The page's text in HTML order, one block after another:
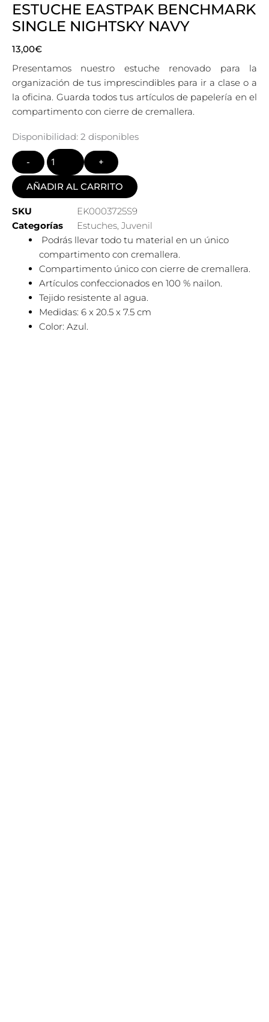
ESTUCHE EASTPAK BENCHMARK
SINGLE NIGHTSKY NAVY
13,00€
Presentamos nuestro estuche renovado para la
organización de tus imprescindibles para ir a clase o a
la oficina. Guarda todos tus artículos de papelería en el
compartimento con cierre de cremallera.
Disponibilidad: 2 disponibles
Quantity
AÑADIR AL CARRITO
SKU
EK0003725S9
Categorías
Estuches, Juvenil
Podrás llevar todo tu material en un único
compartimento con cremallera.
Compartimento único con cierre de cremallera.
Artículos confeccionados en 100 % nailon.
Tejido resistente al agua.
Medidas: 6 x 20.5 x 7.5 cm
Color: Azul.